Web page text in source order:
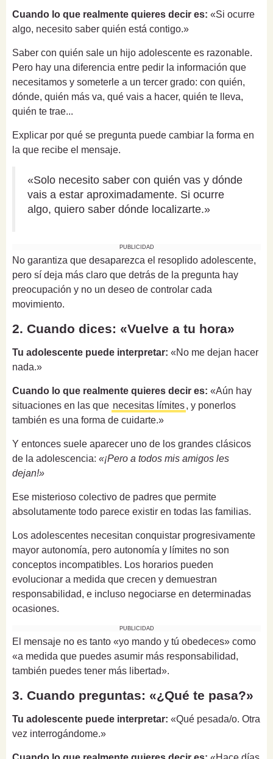
Cuando lo que realmente quieres decir es: «Si ocurre
algo, necesito saber quién está contigo.»
Saber con quién sale un hijo adolescente es razonable.
Pero hay una diferencia entre pedir la información que
necesitamos y someterle a un tercer grado: con quién,
dónde, quién más va, qué vais a hacer, quién te lleva,
quién te trae...
Explicar por qué se pregunta puede cambiar la forma en
la que recibe el mensaje.
«Solo necesito saber con quién vas y dónde
vais a estar aproximadamente. Si ocurre
algo, quiero saber dónde localizarte.»
PUBLICIDAD
No garantiza que desaparezca el resoplido adolescente,
pero sí deja más claro que detrás de la pregunta hay
preocupación y no un deseo de controlar cada
movimiento.
2. Cuando dices: «Vuelve a tu hora»
Tu adolescente puede interpretar: «No me dejan hacer
nada.»
Cuando lo que realmente quieres decir es: «Aún hay
situaciones en las que necesitas límites, y ponerlos
también es una forma de cuidarte.»
Y entonces suele aparecer uno de los grandes clásicos
de la adolescencia: «¡Pero a todos mis amigos les
dejan!»
Ese misterioso colectivo de padres que permite
absolutamente todo parece existir en todas las familias.
Los adolescentes necesitan conquistar progresivamente
mayor autonomía, pero autonomía y límites no son
conceptos incompatibles. Los horarios pueden
evolucionar a medida que crecen y demuestran
responsabilidad, e incluso negociarse en determinadas
ocasiones.
PUBLICIDAD
El mensaje no es tanto «yo mando y tú obedeces» como
«a medida que puedes asumir más responsabilidad,
también puedes tener más libertad».
3. Cuando preguntas: «¿Qué te pasa?»
Tu adolescente puede interpretar: «Qué pesada/o. Otra
vez interrogándome.»